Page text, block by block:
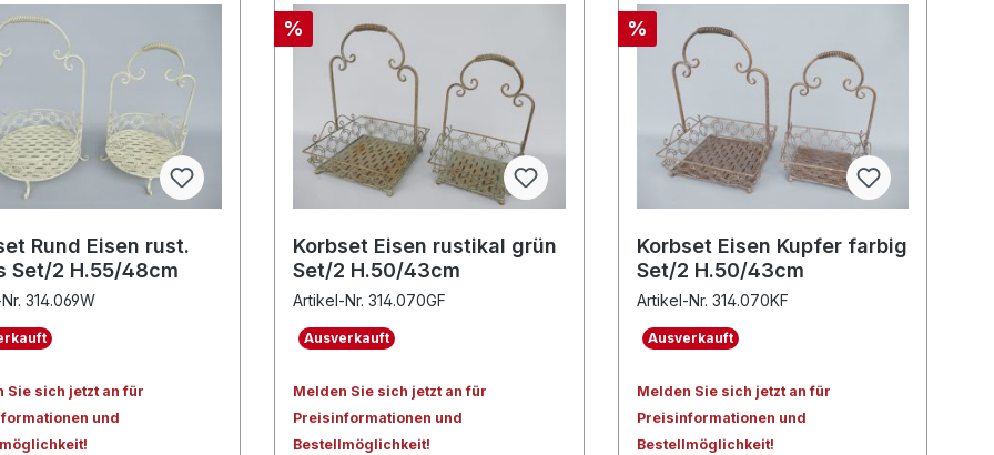
Rund Eisen rust.
Set/2 H.55/48cm
314.069W
Sie sich jetzt an für
und
%
Korbset Eisen rustikal grün
Set/2 H.50/43cm
Artikel-Nr. 314.070GF
Ausverkauft
Melden Sie sich jetzt an für
Preisinformationen und
Bestellmöglichkeit!
%
Korbset Eisen Kupfer farbig
Set/2 H.50/43cm
Artikel-Nr. 314.070KF
Ausverkauft
Melden Sie sich jetzt an für
Preisinformationen und
Bestellmöglichkeit!